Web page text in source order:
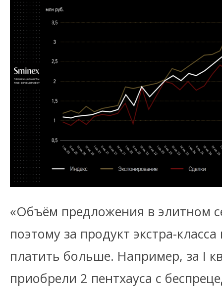
«Объём предложения в элитном
поэтому за продукт экстра-
платить больше. Например, за I
приобрели 2 пентхауса с